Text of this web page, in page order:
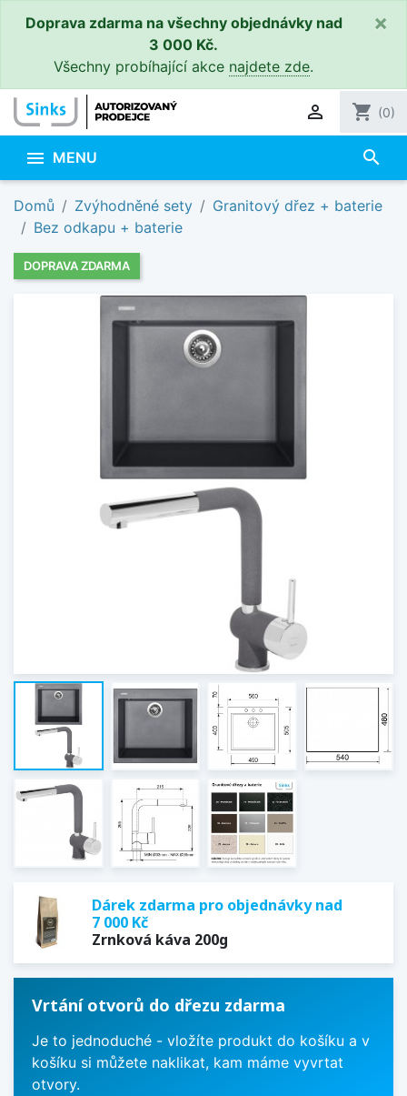
Doprava zdarma na všechny objednávky nad
3 000 Kč.
Všechny probíhající akce najdete zde.
×
 shopping_cart (0)
 MENU search
Domů Zvýhodněné sety
Granitový dřez + baterie
Bez odkapu + baterie
DOPRAVA ZDARMA
Dárek zdarma pro objednávky nad
7 000 Kč
Zrnková káva 200g
Vrtání otvorů do dřezu zdarma
Je to jednoduché - vložíte produkt do košíku a v
košíku si můžete naklikat, kam máme vyvrtat
otvory.